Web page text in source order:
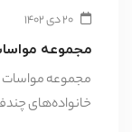
۲۰ دی ۱۴۰۲
مجموعه
مجموعه مواسات
خانواده‌های